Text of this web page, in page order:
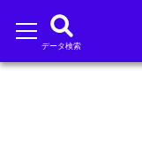
データ検索